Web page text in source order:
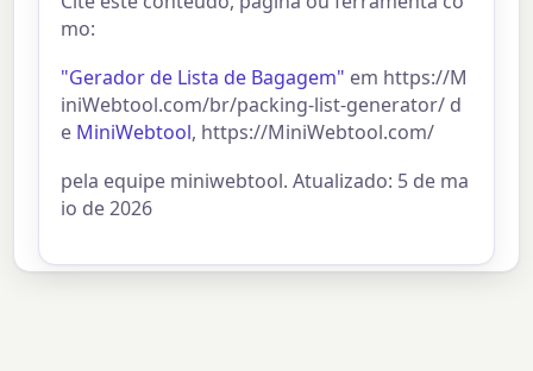
mo:
"Gerador de Lista de Bagagem" em https://M
iniWebtool.com/br/packing-list-generator/ d
e MiniWebtool, https://MiniWebtool.com/
pela equipe miniwebtool. Atualizado: 5 de ma
io de 2026